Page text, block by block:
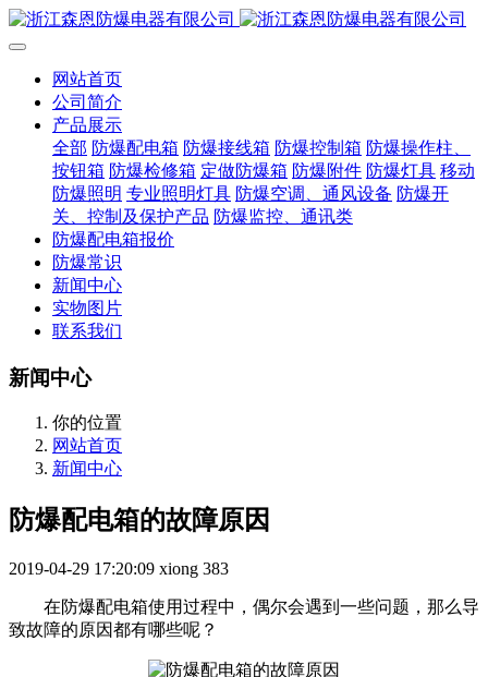
网站首页
公司简介
产品展示
全部 防爆配电箱 防爆接线箱 防爆控制箱 防爆操作柱、
按钮箱 防爆检修箱 定做防爆箱 防爆附件 防爆灯具 移动
防爆照明 专业照明灯具 防爆空调、通风设备 防爆开
关、控制及保护产品 防爆监控、通讯类
防爆配电箱报价
防爆常识
新闻中心
实物图片
联系我们
新闻中心
你的位置
网站首页
新闻中心
防爆配电箱的故障原因
2019-04-29 17:20:09 xiong 383
在防爆配电箱使用过程中，偶尔会遇到一些问题，那么导
致故障的原因都有哪些呢？